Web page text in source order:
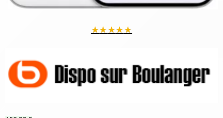
★★★★★